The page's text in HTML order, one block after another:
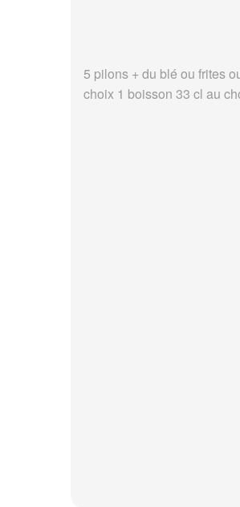
5 pilons + du blé ou frites
choix 1 boisson 33 cl au